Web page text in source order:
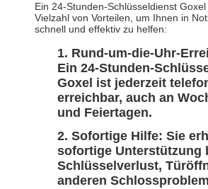
Ein 24-Stunden-Schlüsseldienst
Vielzahl von Vorteilen, um Ihnen in
schnell und effektiv zu helfen:
Rund-um-die-Uhr-
Ein 24-Stunden-
Goxel ist jederzeit
erreichbar, auch an
und Feiertagen.
Sofortige Hilfe: Sie
sofortige Unterstützung
Schlüsselverlust,
anderen